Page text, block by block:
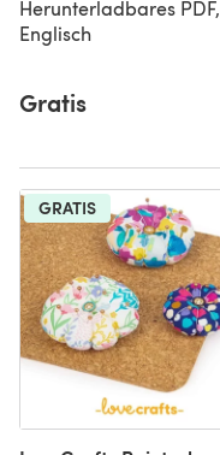
Herunterladbares PDF,
Englisch
Gratis
GRATIS